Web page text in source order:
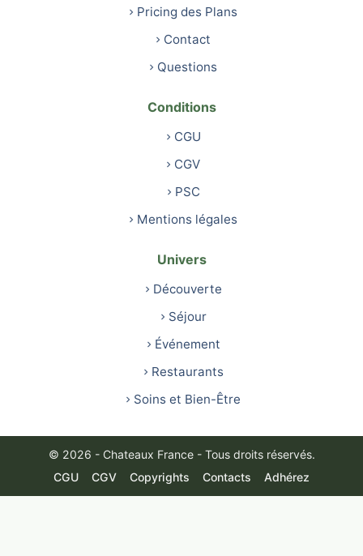
Pricing des Plans
Contact
Questions
Conditions
CGU
CGV
PSC
Mentions légales
Univers
Découverte
Séjour
Événement
Restaurants
Soins et Bien-Être
© 2026 - Chateaux France - Tous droits réservés.
CGU
CGV Copyrights Contacts Adhérez